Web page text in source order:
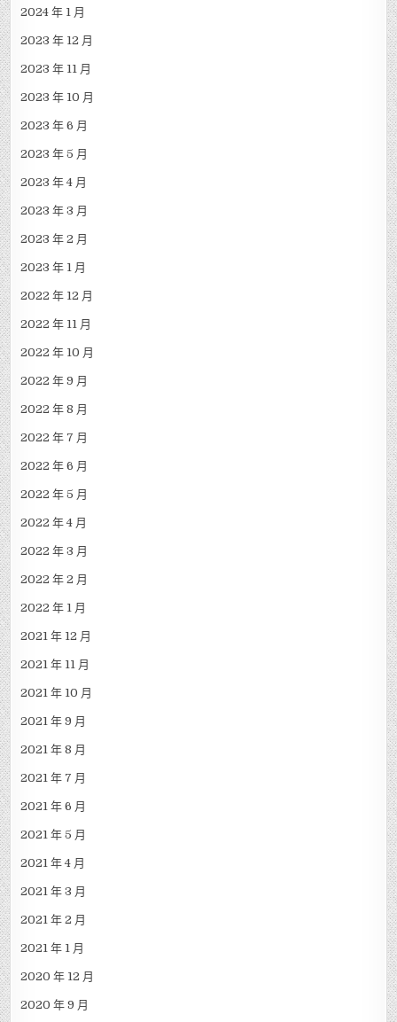
Archives
2024 年 12 月
2024 年 11 月
2024 年 10 月
2024 年 9 月
2024 年 1 月
2023 年 12 月
2023 年 11 月
2023 年 10 月
2023 年 6 月
2023 年 5 月
2023 年 4 月
2023 年 3 月
2023 年 2 月
2023 年 1 月
2022 年 12 月
2022 年 11 月
2022 年 10 月
2022 年 9 月
2022 年 8 月
2022 年 7 月
2022 年 6 月
2022 年 5 月
2022 年 4 月
2022 年 3 月
2022 年 2 月
2022 年 1 月
2021 年 12 月
2021 年 11 月
2021 年 10 月
2021 年 9 月
2021 年 8 月
2021 年 7 月
2021 年 6 月
2021 年 5 月